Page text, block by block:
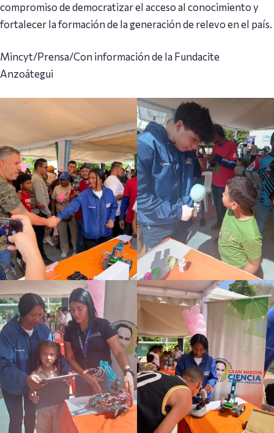
compromiso de democratizar el acceso al conocimiento y
fortalecer la formación de la generación de relevo en el país.
Mincyt/Prensa/Con información de la Fundacite
Anzoátegui